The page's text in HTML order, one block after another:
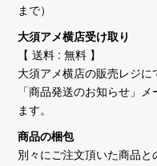
まで）
大須アメ横店受け取り
【 送料 : 無料 】
大須アメ横店の販売レジに
「商品発送のお知らせ」
ます。
商品の梱包
別々にご注文頂いた商品